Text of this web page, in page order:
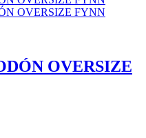
OVERSIZE